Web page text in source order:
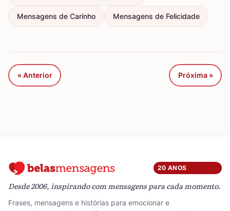
Mensagens de Carinho Mensagens de Felicidade
« Anterior Próxima »
20 ANOS
Desde 2006, inspirando com mensagens para cada momento.
Frases, mensagens e histórias para emocionar e